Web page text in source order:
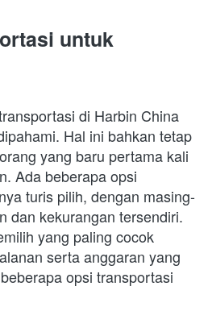
untuk
di Harbin China
Hal ini bahkan tetap
yang baru pertama kali
Ada beberapa opsi
turis pilih, dengan masing-
dan kekurangan tersendiri.
yang paling cocok
serta anggaran yang
opsi transportasi